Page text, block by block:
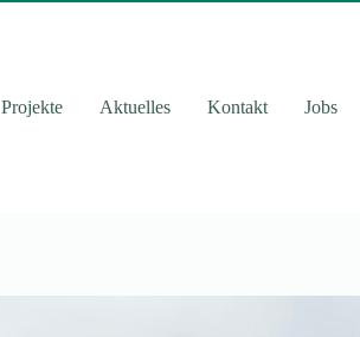
Projekte Aktuelles Kontakt Jobs